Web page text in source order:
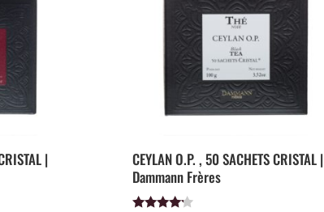
|
CEYLAN O.P. , 50 SACHETS CRISTAL |
Dammann Frères